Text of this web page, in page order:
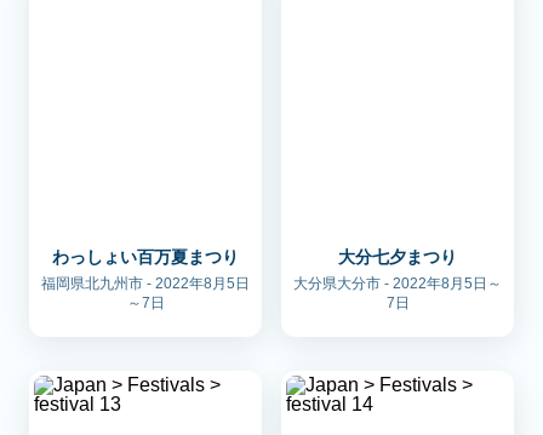
わっしょい百万夏まつり
福岡県北九州市 - 2022年8月5日
～7日
大分七夕まつり
大分県大分市 - 2022年8月5日～
7日